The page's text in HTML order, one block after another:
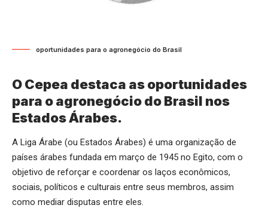
oportunidades para o agronegócio do Brasil
O Cepea destaca as oportunidades
para o agronegócio do Brasil nos
Estados Árabes.
A Liga Árabe (ou Estados Árabes) é uma organização de
países árabes fundada em março de 1945 no Egito, com o
objetivo de reforçar e coordenar os laços econômicos,
sociais, políticos e culturais entre seus membros, assim
como mediar disputas entre eles.